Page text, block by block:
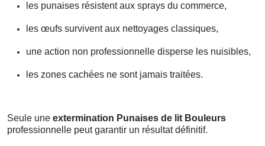
les punaises résistent aux sprays du commerce,
les œufs survivent aux nettoyages classiques,
une action non professionnelle disperse les nuisibles,
les zones cachées ne sont jamais traitées.
Seule une extermination Punaises de lit Bouleurs
professionnelle peut garantir un résultat définitif.